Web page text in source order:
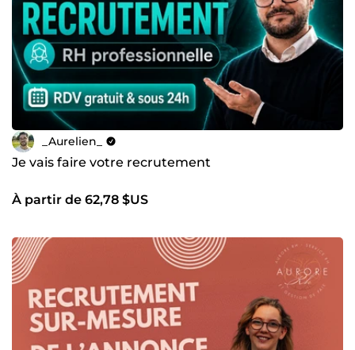
_Aurelien_
Je vais faire votre recrutement
À partir de 62,78 $US